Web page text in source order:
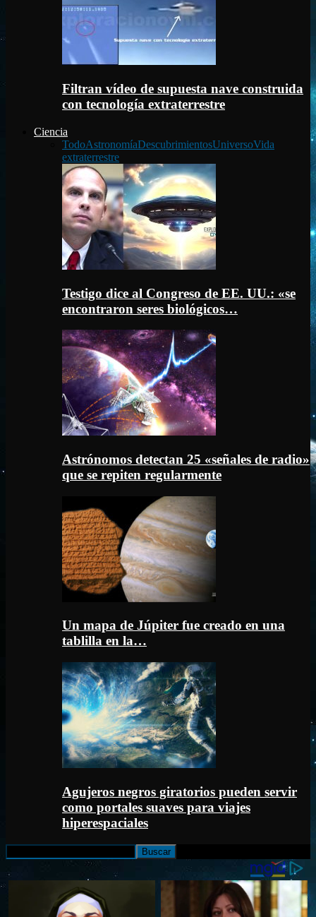
Filtran vídeo de supuesta nave construida
con tecnología extraterrestre
Ciencia
TodoAstronomíaDescubrimientosUniversoVida
extraterrestre
Testigo dice al Congreso de EE. UU.: «se
encontraron seres biológicos…
Astrónomos detectan 25 «señales de radio»
que se repiten regularmente
Un mapa de Júpiter fue creado en una
tablilla en la…
Agujeros negros giratorios pueden servir
como portales suaves para viajes
hiperespaciales